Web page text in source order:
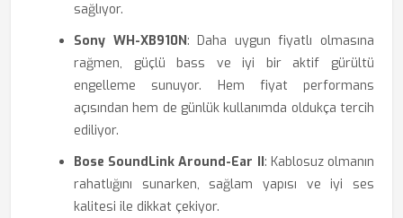
sağlıyor.
Sony WH-XB910N: Daha uygun fiyatlı olmasına
rağmen, güçlü bass ve iyi bir aktif gürültü
engelleme sunuyor. Hem fiyat performans
açısından hem de günlük kullanımda oldukça tercih
ediliyor.
Bose SoundLink Around-Ear II: Kablosuz olmanın
rahatlığını sunarken, sağlam yapısı ve iyi ses
kalitesi ile dikkat çekiyor.